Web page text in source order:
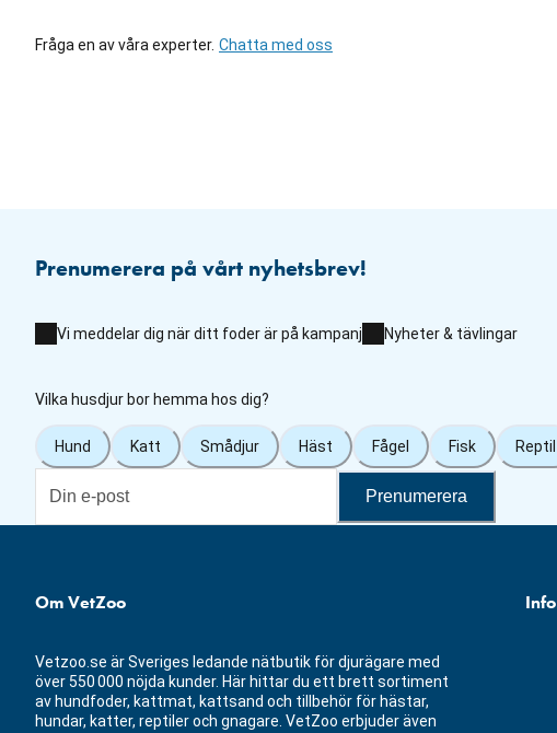
Fråga en av våra experter. Chatta med oss
Prenumerera på vårt nyhetsbrev!
Vi meddelar dig när ditt foder är på kampanj Nyheter & tävlingar
Vilka husdjur bor hemma hos dig?
Hund Katt Smådjur Häst Fågel Fisk Reptil
Prenumerera
Om VetZoo
Vetzoo.se är Sveriges ledande nätbutik för djurägare med
över 550 000 nöjda kunder. Här hittar du ett brett sortiment
av hundfoder, kattmat, kattsand och tillbehör för hästar,
hundar, katter, reptiler och gnagare. VetZoo erbjuder även
Info